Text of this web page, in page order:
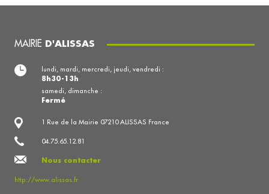
MAIRIE D'ALISSAS
1 Rue de la Mairie 07210 ALISSAS France
04.75.65.12.81
Nous contacter
http://www.alissas.fr
lundi, mardi, mercredi, jeudi, vendredi :
8h30-13h
samedi, dimanche :
Fermé